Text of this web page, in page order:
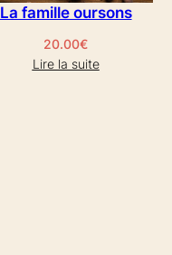
La famille oursons
20.00€
Lire la suite